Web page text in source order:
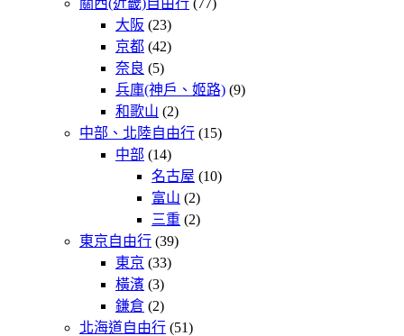
大阪 (23)
京都 (42)
奈良 (5)
兵庫(神戶、姬路) (9)
和歌山 (2)
中部、北陸自由行 (15)
中部 (14)
名古屋 (10)
富山 (2)
三重 (2)
東京自由行 (39)
東京 (33)
橫濱 (3)
鎌倉 (2)
北海道自由行 (51)